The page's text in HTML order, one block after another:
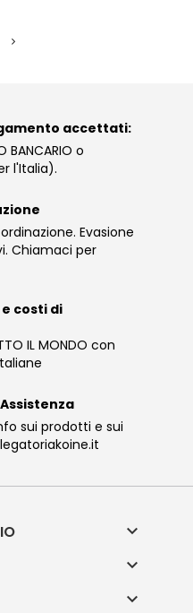
accettati:
BANCARIO o
l'Italia).
Evasione
Chiamaci per
costi di
IL MONDO con
sui prodotti e sui


